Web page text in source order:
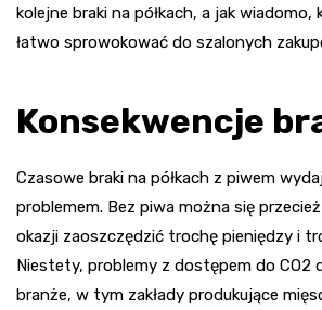
kolejne braki na półkach, a jak
łatwo sprowokować do szalonych
Konsekwencje
Czasowe braki na półkach z piwem
problemem. Bez piwa można się
okazji zaoszczędzić trochę pieniędzy i
Niestety, problemy z dostępem do CO2
branże, w tym zakłady produkujące